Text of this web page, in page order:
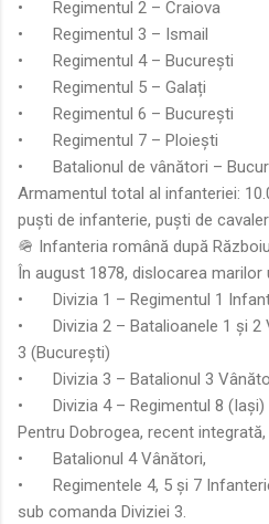
•
Regimentul 2 – Craiova
•
Regimentul 3 – Ismail
•
Regimentul 4 – București
•
Regimentul 5 – Galați
•
Regimentul 6 – București
•
Regimentul 7 – Ploiești
•
Batalionul de vânători –
Armamentul total al infanteriei:
puști de infanterie, puști de
🪖 Infanteria română după
În august 1878, dislocarea marilor
•
Divizia 1 – Regimentul 1
•
Divizia 2 – Batalioanele 1 și
3 (București)
•
Divizia 3 – Batalionul 3
•
Divizia 4 – Regimentul 8 (Iași)
Pentru Dobrogea, recent
•
Batalionul 4 Vânători,
•
Regimentele 4, 5 și 7
sub comanda Diviziei 3.